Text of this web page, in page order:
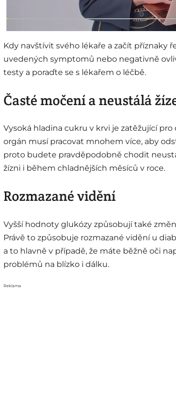
Kdy navštívit svého lékaře a začít příznaky
uvedených symptomů nebo negativně
testy a poraďte se s lékařem o léčbě.
Časté močení a neustálá
Vysoká hladina cukru v krvi je zatěžující
orgán musí pracovat mnohem více, aby
proto budete pravděpodobně chodit
žízni i během chladnějších měsíců v roce.
Rozmazané vidění
Vyšší hodnoty glukózy způsobují také
Právě to způsobuje rozmazané vidění u
a to hlavně v případě, že máte běžně oči
problémů na blízko i dálku.
Reklama